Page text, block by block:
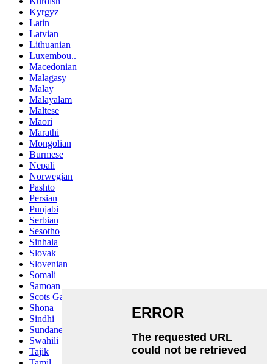
Kyrgyz
Latin
Latvian
Lithuanian
Luxembou..
Macedonian
Malagasy
Malay
Malayalam
Maltese
Maori
Marathi
Mongolian
Burmese
Nepali
Norwegian
Pashto
Persian
Punjabi
Serbian
Sesotho
Sinhala
Slovak
Slovenian
Somali
Samoan
Scots Gaelic
Shona
Sindhi
Sundanese
Swahili
Tajik